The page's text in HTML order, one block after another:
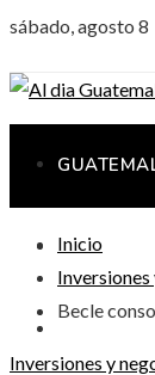
sábado, agosto 8
CIENCIA Y
Inicio
Becle
Inversiones y